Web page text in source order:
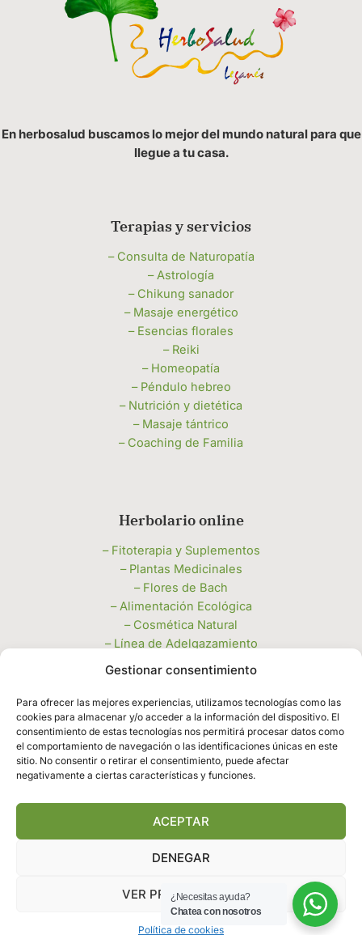
Gestionar consentimiento
Para ofrecer las mejores experiencias, utilizamos tecnologías como las
cookies para almacenar y/o acceder a la información del dispositivo. El
consentimiento de estas tecnologías nos permitirá procesar datos como
el comportamiento de navegación o las identificaciones únicas en este
sitio. No consentir o retirar el consentimiento, puede afectar
negativamente a ciertas características y funciones.
ACEPTAR
DENEGAR
VER PREFERENCIAS
Política de cookies
En herbosalud buscamos lo mejor del mundo natural para que
llegue a tu casa.
Terapias y servicios
– Consulta de Naturopatía
– Astrología
– Chikung sanador
– Masaje energético
– Esencias florales
– Reiki
– Homeopatía
– Péndulo hebreo
– Nutrición y dietética
– Masaje tántrico
– Coaching de Familia
Herbolario online
– Fitoterapia y Suplementos
– Plantas Medicinales
– Flores de Bach
– Alimentación Ecológica
– Cosmética Natural
– Línea de Adelgazamiento
– Miel, Polen y Jaleas
– Piedras Naturales y Complementos
– Productos de limpieza a granel
Legales
– Política de privacidad
– Términos y condiciones
¿Necesitas ayuda?
Chatea con nosotros